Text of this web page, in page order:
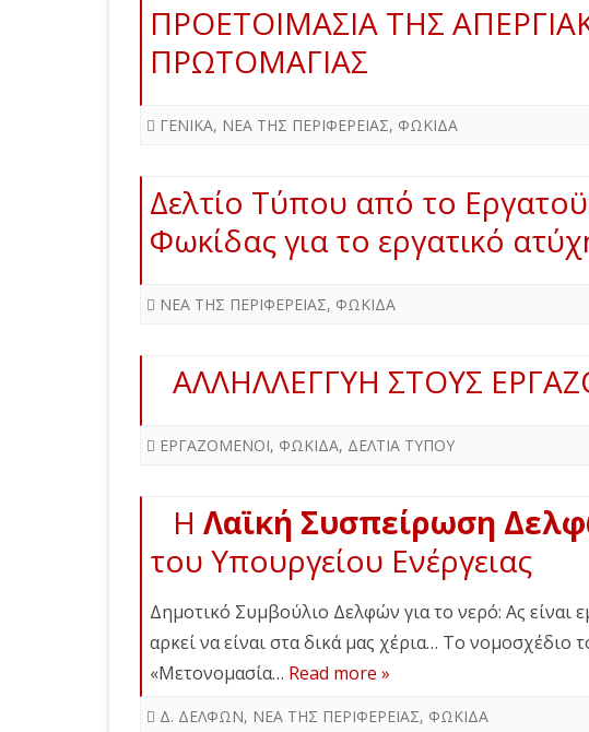
ΠΡΟΕΤΟΙΜΑΣΙΑ ΤΗΣ
ΠΡΩΤΟΜΑΓΙΑΣ
ΓΕΝΙΚΑ, ΝΕΑ ΤΗΣ ΠΕΡΙΦΕΡΕΙΑΣ, ΦΩΚΙΔΑ
Δελτίο Τύπου από το
Φωκίδας για το εργατικό
ΝΕΑ ΤΗΣ ΠΕΡΙΦΕΡΕΙΑΣ, ΦΩΚΙΔΑ
ΑΛΛΗΛΛΕΓΓΥΗ ΣΤΟΥΣ
ΕΡΓΑΖΟΜΕΝΟΙ, ΦΩΚΙΔΑ, ΔΕΛΤΙΑ ΤΥΠΟΥ
Η Λαϊκή Συσπείρωση
του Υπουργείου Ενέργειας
Δημοτικό Συμβούλιο Δελφών για το νερό: Ας είναι
αρκεί να είναι στα δικά μας χέρια… Το νομοσχέδιο
«Μετονομασία… Read more »
Δ. ΔΕΛΦΩΝ, ΝΕΑ ΤΗΣ ΠΕΡΙΦΕΡΕΙΑΣ, ΦΩΚΙΔΑ